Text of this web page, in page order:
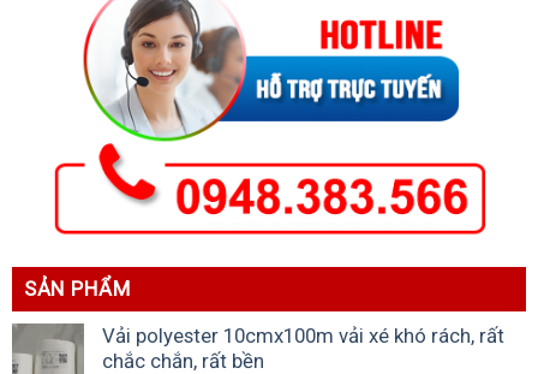
SẢN PHẨM
Vải polyester 10cmx100m vải xé khó rách, rất
chắc chắn, rất bền